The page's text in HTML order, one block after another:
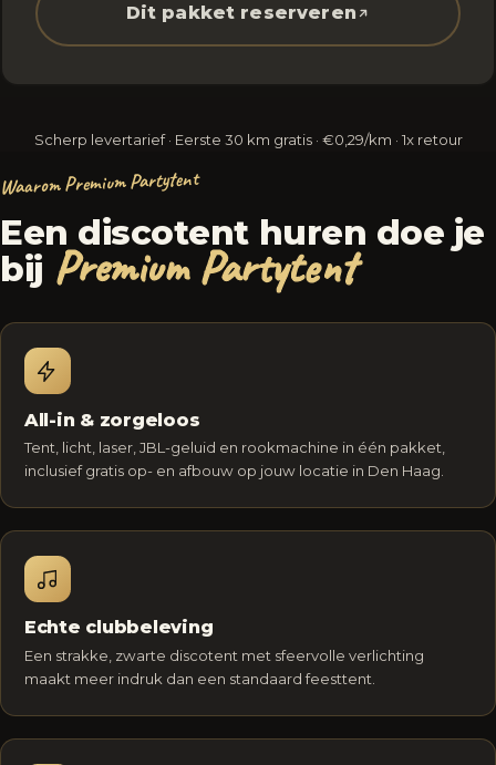
Dit pakket reserveren
Scherp levertarief · Eerste 30 km gratis · €0,29/km · 1x retour
Waarom Premium Partytent
Een discotent huren doe je
bij Premium Partytent
All-in & zorgeloos
Tent, licht, laser, JBL-geluid en rookmachine in één pakket,
inclusief gratis op- en afbouw op jouw locatie in Den Haag.
Echte clubbeleving
Een strakke, zwarte discotent met sfeervolle verlichting
maakt meer indruk dan een standaard feesttent.